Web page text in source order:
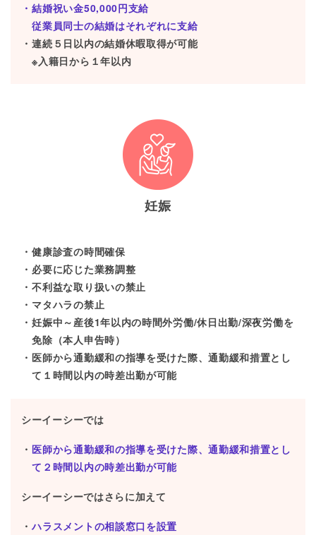
結婚祝い金50,000円支給
従業員同士の結婚はそれぞれに支給
連続５日以内の結婚休暇取得が可能
※入籍日から１年以内
妊娠
健康診査の時間確保
必要に応じた業務調整
不利益な取り扱いの禁止
マタハラの禁止
妊娠中～産後1年以内の時間外労働/休日出勤/深夜労働を
免除（本人申告時）
医師から通勤緩和の指導を受けた際、通勤緩和措置とし
て１時間以内の時差出勤が可能
シーイーシーでは
医師から通勤緩和の指導を受けた際、通勤緩和措置とし
て２時間以内の時差出勤が可能
シーイーシーではさらに加えて
ハラスメントの相談窓口を設置